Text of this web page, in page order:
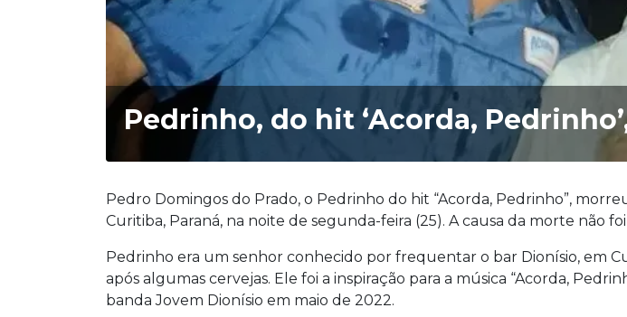
Pedrinho, do hit ‘Acorda,
Pedro Domingos do Prado, o Pedrinho do hit “Acorda, Pedrinho”,
Curitiba, Paraná, na noite de segunda-feira (25). A causa da morte não
Pedrinho era um senhor conhecido por frequentar o bar Dionísio, em
após algumas cervejas. Ele foi a inspiração para a música “Acorda,
banda Jovem Dionísio em maio de 2022.